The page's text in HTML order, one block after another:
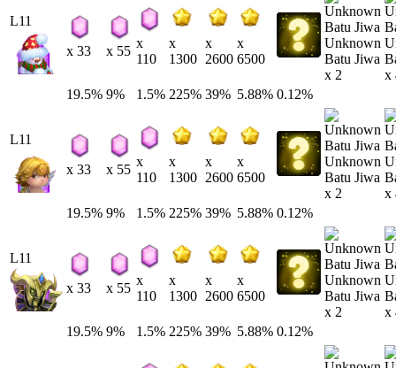
L11
x 33 x 55
x
110
x
1300
x
2600
x
6500
Unknown
Batu Jiwa
x 2
x
19.5% 9% 1.5% 225% 39% 5.88% 0.12%
L11
x 33 x 55
x
110
x
1300
x
2600
x
6500
Unknown
Batu Jiwa
x 2
x
19.5% 9% 1.5% 225% 39% 5.88% 0.12%
L11
x 33 x 55
x
110
x
1300
x
2600
x
6500
Unknown
Batu Jiwa
x 2
x
19.5% 9% 1.5% 225% 39% 5.88% 0.12%